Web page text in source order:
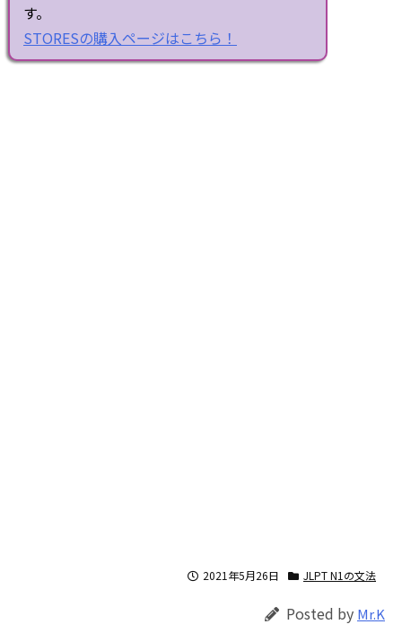
す。
STORESの購入ページはこちら！
2021年5月26日 JLPT N1の文法
Posted by Mr.K